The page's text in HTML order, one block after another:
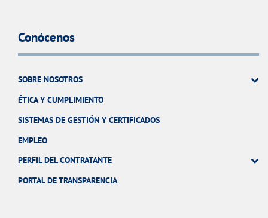
Conócenos
SOBRE NOSOTROS
ÉTICA Y CUMPLIMIENTO
SISTEMAS DE GESTIÓN Y CERTIFICADOS
EMPLEO
PERFIL DEL CONTRATANTE
PORTAL DE TRANSPARENCIA